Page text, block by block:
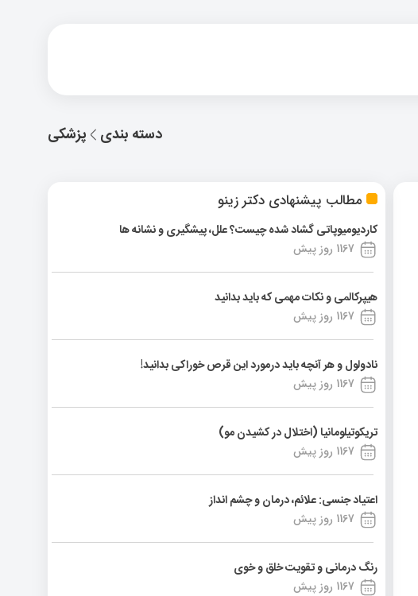
پزشکی دسته بندی
مطالب پیشنهادی دکتر زینو
کاردیومیوپاتی گشاد شده چیست؟ علل، پیشگیری و نشانه ها
1167 روز پیش
هیپرکالمی و نکات مهمی که باید بدانید
1167 روز پیش
نادولول و هر آنچه باید درمورد این قرص خوراکی بدانید!
1167 روز پیش
تریکوتیلومانیا (اختلال در کشیدن مو)
1167 روز پیش
اعتیاد جنسی: علائم، درمان و چشم انداز
1167 روز پیش
رنگ درمانی و تقویت خلق و خوی
1167 روز پیش